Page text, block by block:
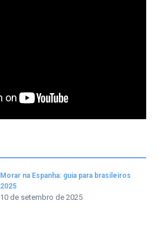
Morar na Espanha: guia para brasileiros
2025
10 de setembro de 2025